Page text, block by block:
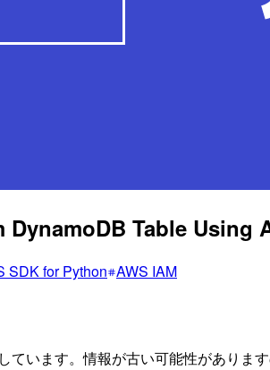
Table Using
SDK for Python AWS IAM
います。情報が古い可能性があります